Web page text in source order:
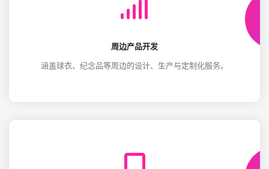
周边产品开发
涵盖球衣、纪念品等周边的设计、生产与定制化服务。